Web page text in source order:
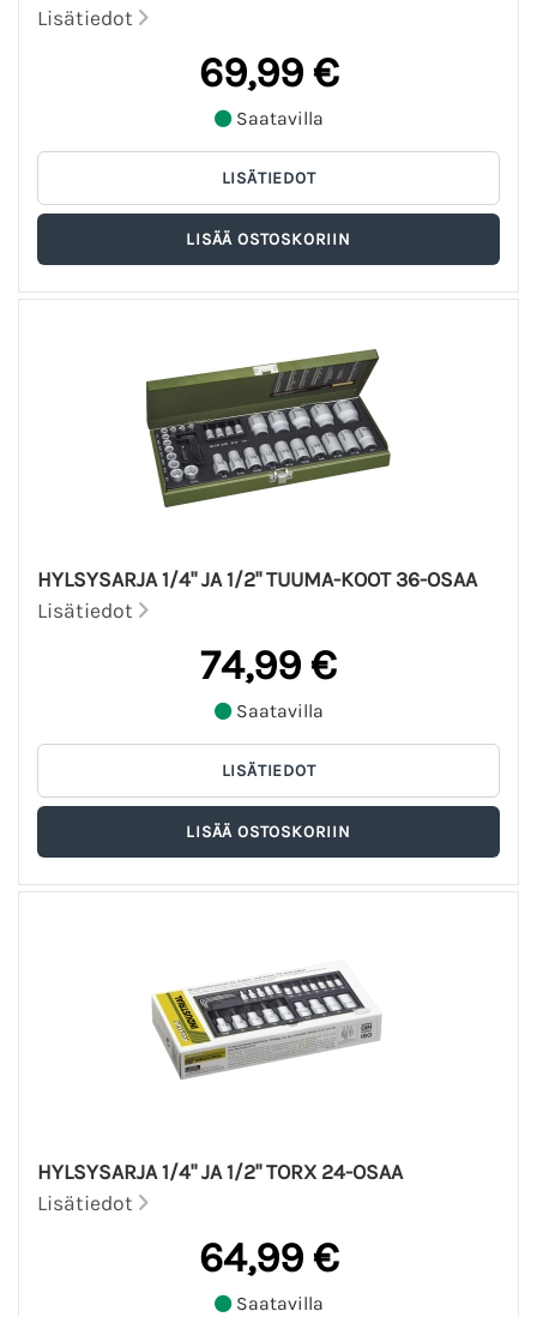
Lisätiedot
69,99 €
Saatavilla
HYLSYSARJA 1/4" JA 1/2" TUUMA-KOOT 36-OSAA
Lisätiedot
74,99 €
Saatavilla
HYLSYSARJA 1/4" JA 1/2" TORX 24-OSAA
Lisätiedot
64,99 €
Saatavilla